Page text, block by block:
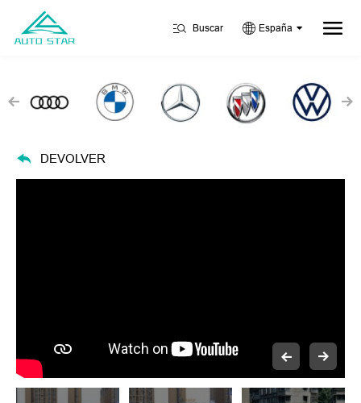
Buscar España
DEVOLVER